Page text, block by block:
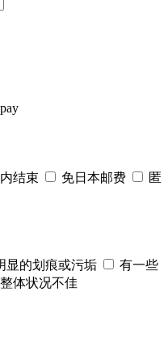
结束 免日本邮费
匿
显的划痕或污垢
有一些
整体状况不佳